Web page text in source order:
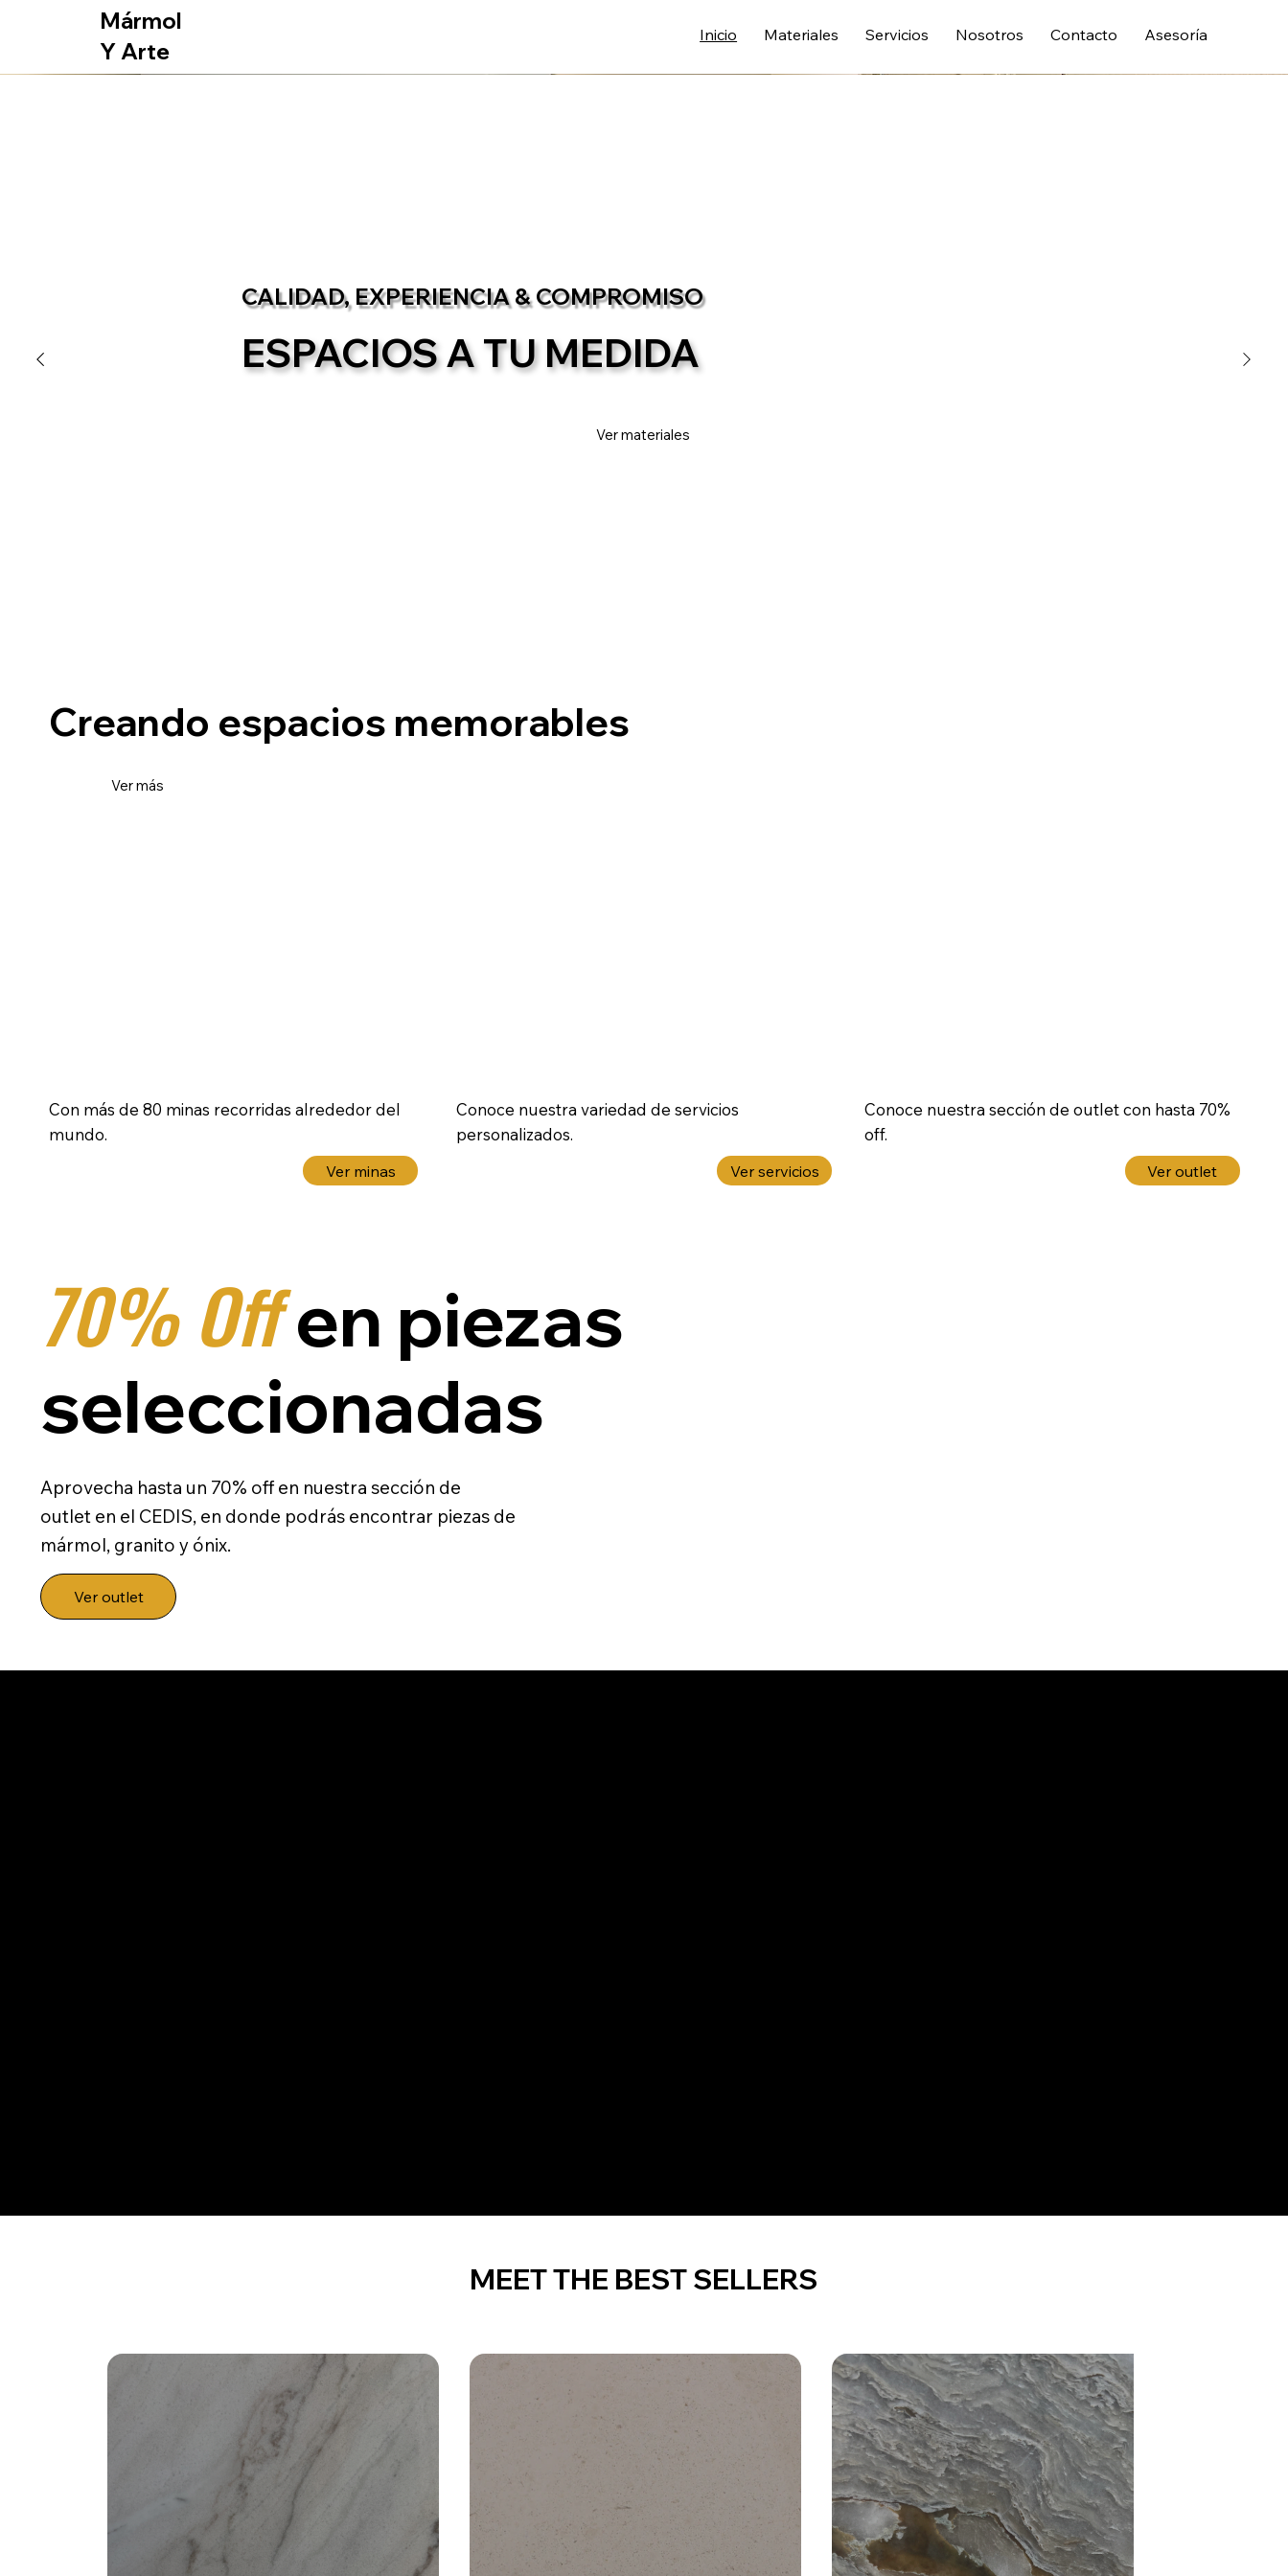
Mármol
Y Arte
Inicio Materiales Servicios Nosotros Contacto Asesoría
CALIDAD, EXPERIENCIA & COMPROMISO
ESPACIOS A TU MEDIDA
Ver materiales
Creando espacios memorables
Ver más
Con más de 80 minas recorridas alrededor del
mundo.
Conoce nuestra variedad de servicios
personalizados.
Conoce nuestra sección de outlet con hasta 70%
off.
Ver minas Ver servicios Ver outlet
MEET THE BEST SELLERS
70% Offen piezas
seleccionadas
Aprovecha hasta un 70% off en nuestra sección de
outlet en el CEDIS, en donde podrás encontrar piezas de
mármol, granito y ónix.
Ver outlet